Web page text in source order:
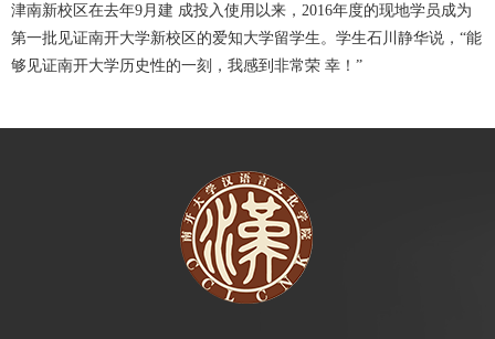
津南新校区在去年9月建 成投入使用以来，2016年度的现地学员成为
第一批见证南开大学新校区的爱知大学留学生。学生石川静华说，“能
够见证南开大学历史性的一刻，我感到非常荣 幸！”